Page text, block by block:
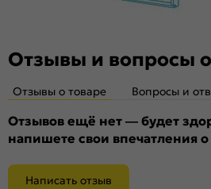
Отзывы и вопросы
Отзывы о товаре Вопросы и
Отзывов ещё нет — будет
напишете свои впечатления о
Написать отзыв